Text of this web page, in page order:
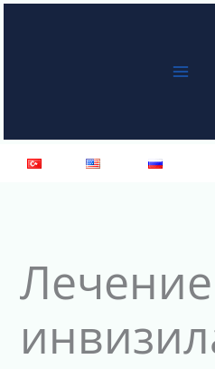
Türkçe English
Лечение